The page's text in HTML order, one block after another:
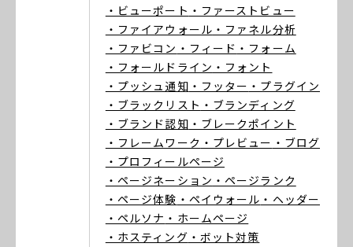
・ビューポート ・ファーストビュー
・ファイアウォール ・ファネル分析
・ファビコン ・フィード ・フォーム
・フォールドライン ・フォント
・プッシュ通知 ・フッター ・プラグイン
・ブラックリスト ・ブランディング
・ブランド認知 ・ブレークポイント
・フレームワーク ・プレビュー ・ブログ
・プロフィールページ
・ページネーション ・ページランク
・ページ体験 ・ペイウォール ・ヘッダー
・ペルソナ ・ホームページ
・ホスティング ・ボット対策